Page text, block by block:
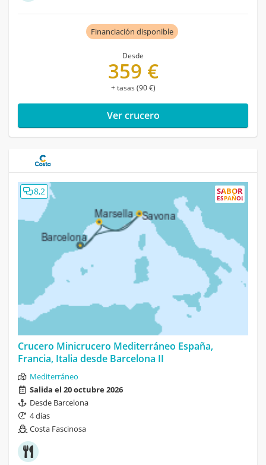
Financiación disponible
Desde
359 €
+ tasas (90 €)
Ver crucero
SABOR
ESPAÑOL
8,2
Crucero Minicrucero Mediterráneo España,
Francia, Italia desde Barcelona II
Mediterráneo
Salida el 20 octubre 2026
Desde Barcelona
4 días
Costa Fascinosa